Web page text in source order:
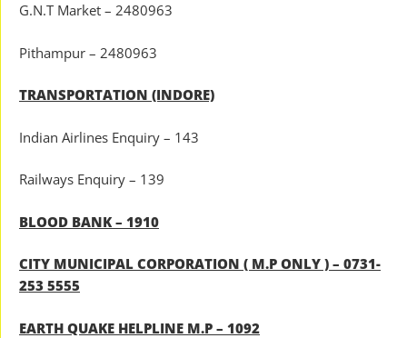
G.N.T Market – 2480963
Pithampur – 2480963
TRANSPORTATION (INDORE)
Indian Airlines Enquiry – 143
Railways Enquiry – 139
BLOOD BANK – 1910
CITY MUNICIPAL CORPORATION ( M.P ONLY ) – 0731-
253 5555
EARTH QUAKE HELPLINE M.P – 1092